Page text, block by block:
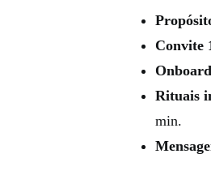
Convite
Rituais
min.